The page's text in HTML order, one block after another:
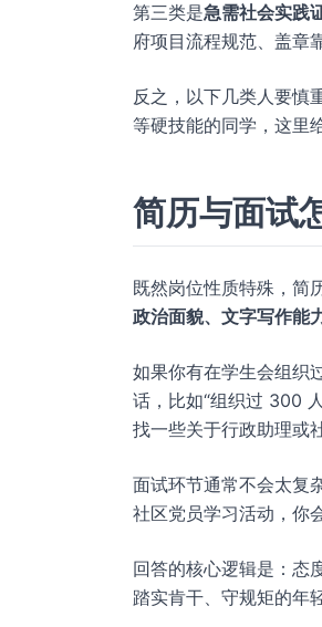
第三类是急需社会实践
府项目流程规范、盖章
反之，以下几类人要慎
等硬技能的同学，这里
简历与面试
既然岗位性质特殊，简
政治面貌、文字写作能
如果你有在学生会组织
话，比如“组织过 300
找一些关于行政助理或
面试环节通常不会太复
社区党员学习活动，你
回答的核心逻辑是：态
踏实肯干、守规矩的年